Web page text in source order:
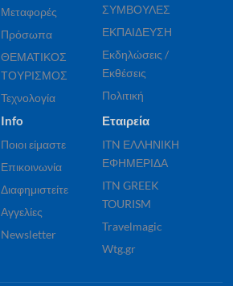
Μεταφορές
Πρόσωπα
ΘΕΜΑΤΙΚΟΣ
ΤΟΥΡΙΣΜΟΣ
Τεχνολογία
ΣΥΜΒΟΥΛΕΣ
ΕΚΠΑΙΔΕΥΣΗ
Εκδηλώσεις /
Εκθέσεις
Πολιτική
Info
Ποιοι είμαστε
Επικοινωνία
Διαφημιστείτε
Αγγελίες
Newsletter
Εταιρεία
ITN ΕΛΛΗΝΙΚΗ
ΕΦΗΜΕΡΙΔΑ
ITN GREEK
TOURISM
Travelmagic
Wtg.gr